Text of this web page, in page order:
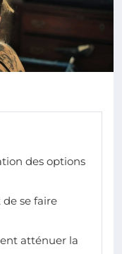
des options
de se faire
atténuer la